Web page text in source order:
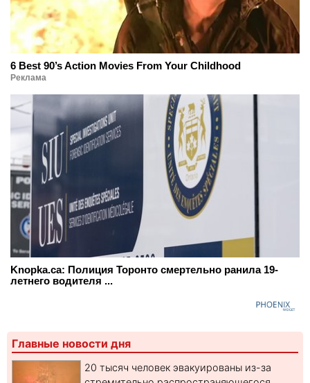
6 Best 90’s Action Movies From Your Childhood
Реклама
Knopka.ca: Полиция Торонто смертельно ранила 19-
летнего водителя ...
Главные новости дня
20 тысяч человек эвакуированы из-за